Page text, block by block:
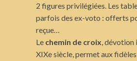
2 figures privilégiées. Les
parfois des ex-voto : offerts
reçue…
Le chemin de croix, dévotion
XIXe siècle, permet aux